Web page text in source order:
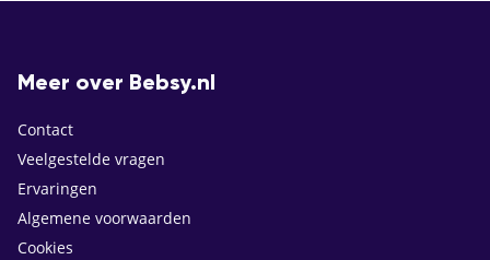
Meer over Bebsy.nl
Contact
Veelgestelde vragen
Ervaringen
Algemene voorwaarden
Cookies